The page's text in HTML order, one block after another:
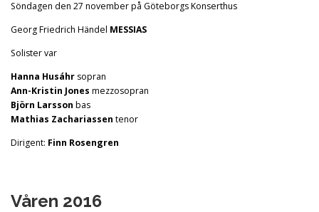
Söndagen den 27 november på Göteborgs Konserthus
Georg Friedrich Händel MESSIAS
Solister var
Hanna Husáhr sopran
Ann-Kristin Jones mezzosopran
Björn Larsson bas
Mathias Zachariassen tenor
Dirigent: Finn Rosengren
Våren 2016